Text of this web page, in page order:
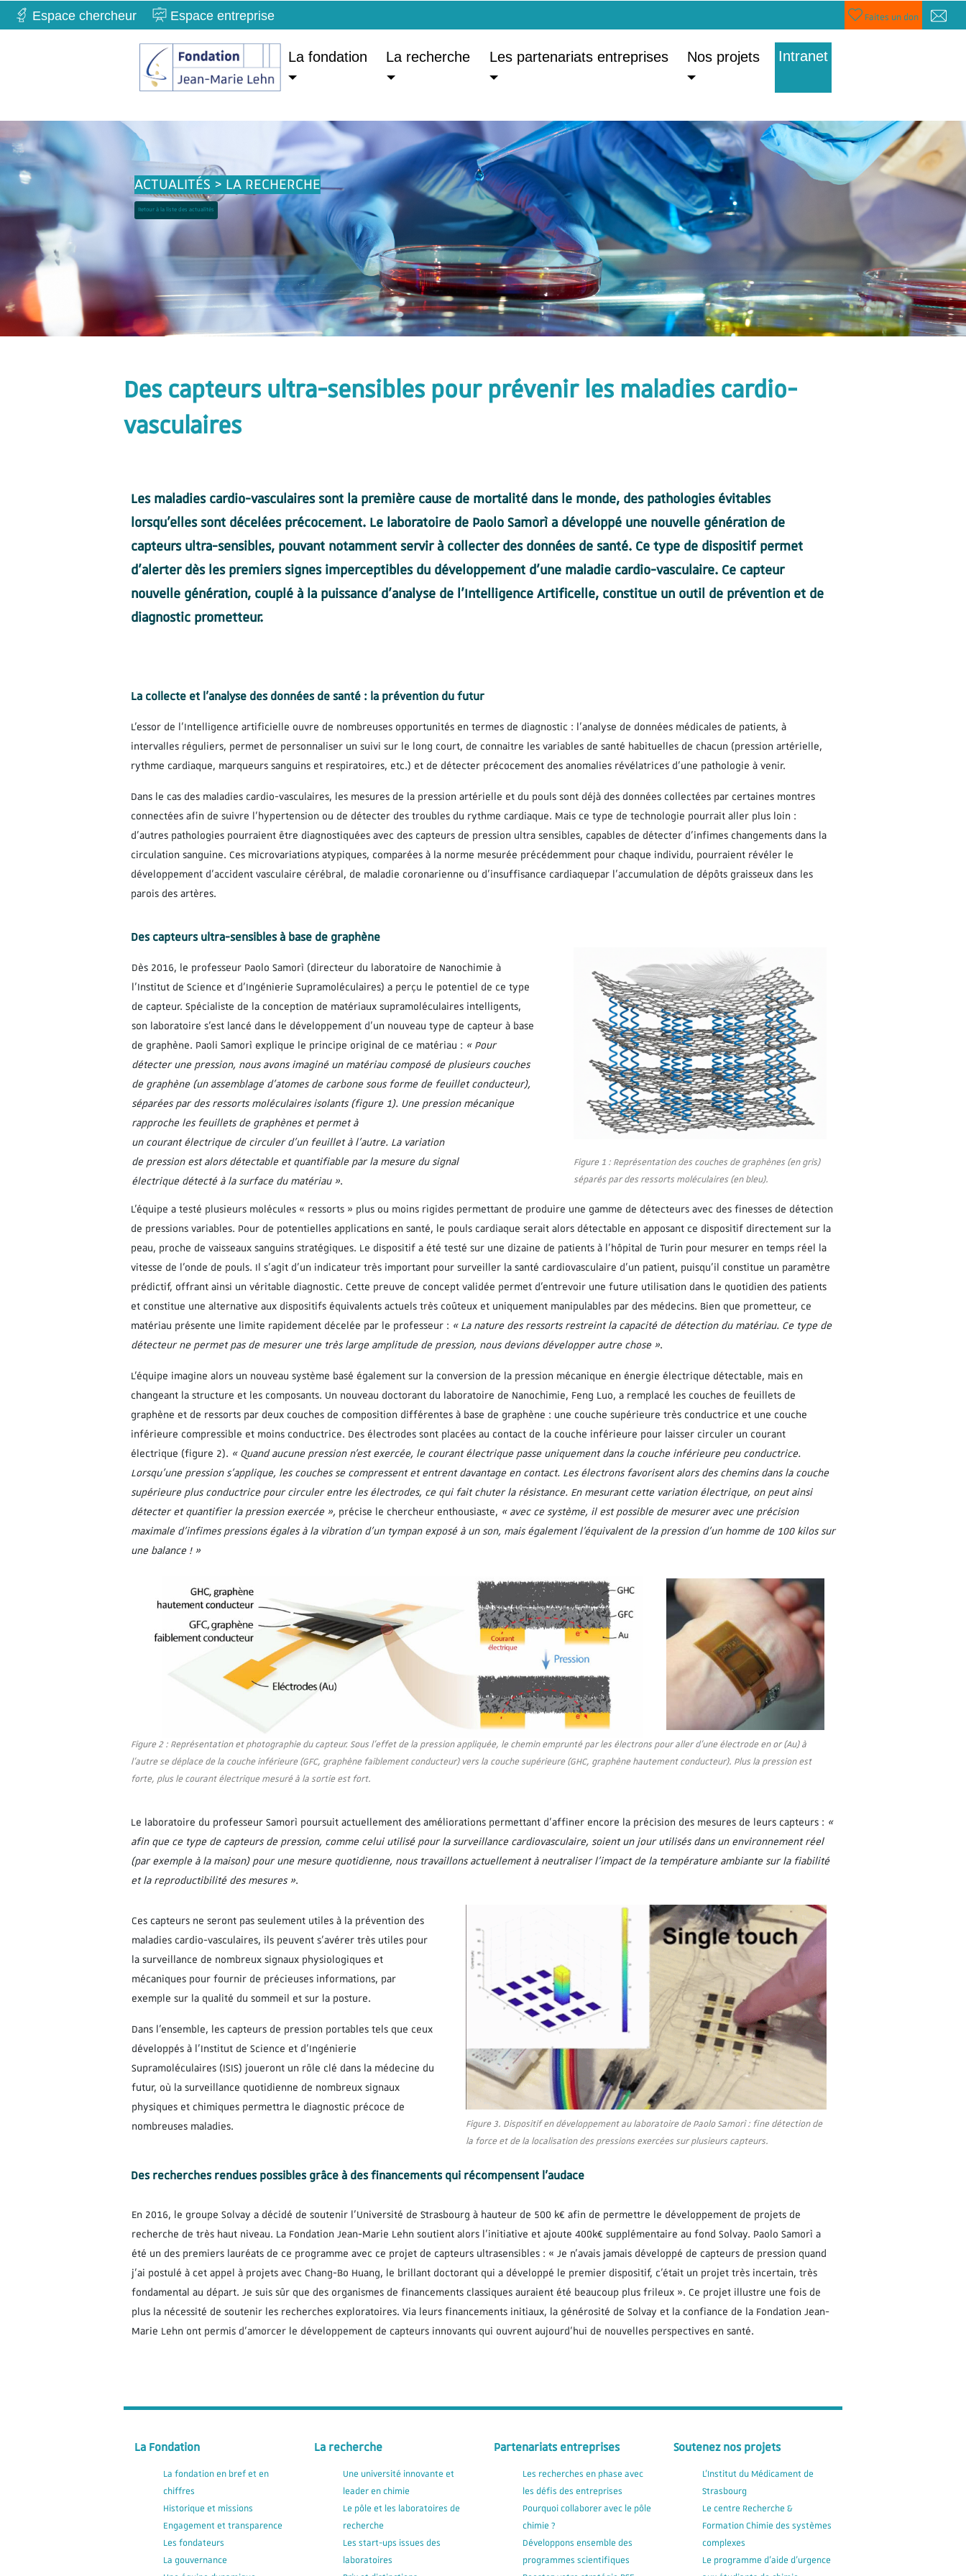
Espace chercheur Espace entreprise Faites un don
La fondation La recherche Les partenariats entreprises Nos projets Intranet
ACTUALITÉS > LA RECHERCHE
Retour à la liste des actualités
Des capteurs ultra-sensibles pour prévenir les maladies cardio-
vasculaires
Les maladies cardio-vasculaires sont la première cause de mortalité dans le monde, des pathologies évitables
lorsqu’elles sont décelées précocement. Le laboratoire de Paolo Samorì a développé une nouvelle génération de
capteurs ultra-sensibles, pouvant notamment servir à collecter des données de santé. Ce type de dispositif permet
d’alerter dès les premiers signes imperceptibles du développement d’une maladie cardio-vasculaire. Ce capteur
nouvelle génération, couplé à la puissance d’analyse de l’Intelligence Artificelle, constitue un outil de prévention et de
diagnostic prometteur.
La collecte et l’analyse des données de santé : la prévention du futur
L’essor de l’Intelligence artificielle ouvre de nombreuses opportunités en termes de diagnostic : l’analyse de données médicales de patients, à
intervalles réguliers, permet de personnaliser un suivi sur le long court, de connaitre les variables de santé habituelles de chacun (pression artérielle,
rythme cardiaque, marqueurs sanguins et respiratoires, etc.) et de détecter précocement des anomalies révélatrices d’une pathologie à venir.
Dans le cas des maladies cardio-vasculaires, les mesures de la pression artérielle et du pouls sont déjà des données collectées par certaines montres
connectées afin de suivre l’hypertension ou de détecter des troubles du rythme cardiaque. Mais ce type de technologie pourrait aller plus loin :
d’autres pathologies pourraient être diagnostiquées avec des capteurs de pression ultra sensibles, capables de détecter d’infimes changements dans la
circulation sanguine. Ces microvariations atypiques, comparées à la norme mesurée précédemment pour chaque individu, pourraient révéler le
développement d’accident vasculaire cérébral, de maladie coronarienne ou d’insuffisance cardiaquepar l’accumulation de dépôts graisseux dans les
parois des artères.
Des capteurs ultra-sensibles à base de graphène
Dès 2016, le professeur Paolo Samorì (directeur du laboratoire de Nanochimie à
l’Institut de Science et d’Ingénierie Supramoléculaires) a perçu le potentiel de ce type
de capteur. Spécialiste de la conception de matériaux supramoléculaires intelligents,
son laboratoire s’est lancé dans le développement d’un nouveau type de capteur à base
de graphène. Paoli Samorì explique le principe original de ce matériau : « Pour
détecter une pression, nous avons imaginé un matériau composé de plusieurs couches
de graphène (un assemblage d’atomes de carbone sous forme de feuillet conducteur),
séparées par des ressorts moléculaires isolants (figure 1). Une pression mécanique
rapproche les feuillets de graphènes et permet à
un courant électrique de circuler d’un feuillet à l’autre. La variation
de pression est alors détectable et quantifiable par la mesure du signal
électrique détecté à la surface du matériau ».
Figure 1 : Représentationdes couches de graphènes (en gris)
séparés par des ressorts moléculaires (enbleu).
L’équipe a testé plusieurs molécules « ressorts » plus ou moins rigides permettant de produire une gamme de détecteurs avec des finesses de détection
de pressions variables. Pour de potentielles applications en santé, le pouls cardiaque serait alors détectable en apposant ce dispositif directement sur la
peau, proche de vaisseaux sanguins stratégiques. Le dispositif a été testé sur une dizaine de patients à l’hôpital de Turin pour mesurer en temps réel la
vitesse de l’onde de pouls. Il s’agit d’un indicateur très important pour surveiller la santé cardiovasculaire d’un patient, puisqu’il constitue un paramètre
prédictif, offrant ainsi un véritable diagnostic. Cette preuve de concept validée permet d’entrevoir une future utilisation dans le quotidien des patients
et constitue une alternative aux dispositifs équivalents actuels très coûteux et uniquement manipulables par des médecins. Bien que prometteur, ce
matériau présente une limite rapidement décelée par le professeur : « La nature des ressorts restreint la capacité de détection du matériau. Ce type de
détecteur ne permet pas de mesurer une très large amplitude de pression, nous devions développer autre chose ».
L’équipe imagine alors un nouveau système basé également sur la conversion de la pression mécanique en énergie électrique détectable, mais en
changeant la structure et les composants. Un nouveau doctorant du laboratoire de Nanochimie, Feng Luo, a remplacé les couches de feuillets de
graphène et de ressorts par deux couches de composition différentes à base de graphène : une couche supérieure très conductrice et une couche
inférieure compressible et moins conductrice. Des électrodes sont placées au contact de la couche inférieure pour laisser circuler un courant
électrique (figure 2). « Quand aucune pression n’estexercée, le courant électrique passe uniquement dans la couche inférieure peu conductrice.
Lorsqu’une pression s’applique, les couches se compressent et entrent davantage en contact. Les électrons favorisentalors des chemins dans la couche
supérieure plus conductrice pour circuler entre les électrodes, ce qui fait chuter la résistance. En mesurant cette variation électrique, on peut ainsi
détecter et quantifier la pression exercée », précise le chercheur enthousiaste, « avec ce système, il est possible de mesureravec une précision
maximale d’infimespressionségales à la vibration d’un tympan exposé à un son, mais également l’équivalent de la pression d’un homme de 100 kilos sur
une balance ! »
Figure 2 : Représentation et photographie du capteur. Sous l’effet de la pression appliquée, le chemin emprunté par les électrons pour aller d’une électrode en or (Au) à
l’autre se déplace de la couche inférieure (GFC, graphène faiblement conducteur) vers la couche supérieure (GHC, graphène hautement conducteur). Plus la pression est
forte, plus le courant électrique mesuré à la sortie est fort.
Le laboratoire du professeur Samorì poursuit actuellement des améliorations permettant d’affiner encore la précision des mesures de leurs capteurs : «
afin que ce type de capteurs de pression, comme celui utilisé pour la surveillance cardiovasculaire, soient un jour utilisés dans un environnement réel
(par exemple à la maison) pour une mesure quotidienne, nous travaillons actuellement à neutraliser l’impact de la température ambiante sur la fiabilité
et la reproductibilité des mesures ».
Ces capteurs ne seront pas seulement utiles à la prévention des
maladies cardio-vasculaires, ils peuvent s’avérer très utiles pour
la surveillance de nombreux signaux physiologiques et
mécaniques pour fournir de précieuses informations, par
exemple sur la qualité du sommeil et sur la posture.
Dans l’ensemble, les capteurs de pression portables tels que ceux
développés à l’Institut de Science et d’Ingénierie
Supramoléculaires (ISIS) joueront un rôle clé dans la médecine du
futur, où la surveillance quotidienne de nombreux signaux
physiques et chimiques permettra le diagnostic précoce de
nombreuses maladies.
Figure 3. Dispositif en développement au laboratoire de Paolo Samorì : fine détection de
la force et de la localisation des pressions exercées sur plusieurs capteurs.
Des recherches rendues possibles grâce à des financements qui récompensent l’audace
En 2016, le groupe Solvay a décidé de soutenir l’Université de Strasbourg à hauteur de 500 k€ afin de permettre le développement de projets de
recherche de très haut niveau. La Fondation Jean-Marie Lehn soutient alors l’initiative et ajoute 400k€ supplémentaire au fond Solvay. Paolo Samorì a
été un des premiers lauréats de ce programme avec ce projet de capteurs ultrasensibles : « Je n’avais jamais développé de capteurs de pression quand
j’ai postulé à cet appel à projets avec Chang-Bo Huang, le brillant doctorant qui a développé le premier dispositif, c’était un projet très incertain, très
fondamental au départ. Je suis sûr que des organismes de financements classiques auraient été beaucoup plus frileux ». Ce projet illustre une fois de
plus la nécessité de soutenir les recherches exploratoires. Via leurs financements initiaux, la générosité de Solvay et la confiance de la Fondation Jean-
Marie Lehn ont permis d’amorcer le développement de capteurs innovants qui ouvrent aujourd’hui de nouvelles perspectives en santé.
La Fondation
La fondation en bref et en
chiffres
Historique et missions
Engagement et transparence
Les fondateurs
La gouvernance
La recherche
Une université innovante et
leader en chimie
Le pôle et les laboratoires de
recherche
Les start-ups issues des
laboratoires
Partenariats entreprises
Les recherches en phase avec
les défis des entreprises
Pourquoi collaborer avec le pôle
chimie ?
Développons ensemble des
programmes scientifiques
Soutenez nos projets
L'Institut du Médicament de
Strasbourg
Le centre Recherche &
Formation Chimie des systèmes
complexes
Le programme d'aide d'urgence